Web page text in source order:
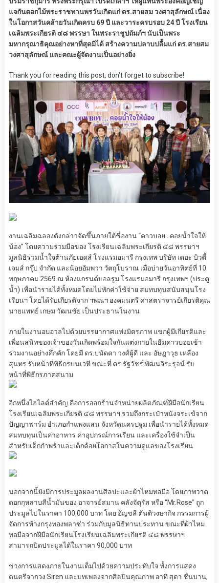
แจกันดอกไม้พระราชทานพรวันเกิดแก่ ดร.สายสม วงศาสุลักษณ์ เนื่อง
ในโอกาสวันคล้ายวันเกิดครบ 69 ปี และวาระครบรอบ 24 ปี โรงเรียน
เฉลิมพระเกียรติ ๔๘ พรรษา ในพระราชูปถัมภ์ฯ นับเป็นพระ
มหากรุณาธิคุณอย่างหาที่สุดมิได้ สร้างความปลาบปลื้มแก่ ดร.สายสม
วงศาสุลักษณ์ และคณะผู้จัดงานเป็นอย่างยิ่ง
Thank you for reading this post, don't forget to subscribe!
งานเฉลิมฉลองดังกล่าวจัดขึ้นภายใต้ชื่องาน “คาวบอย…คอยน้ำใจให้
น้อง” โดยความร่วมมือของ โรงเรียนเฉลิมพระเกียรติ ๔๘ พรรษาฯ
มูลนิธิร่วมน้ำใจต้านภัยเอดส์ โรงแรมอมารี กรุงเทพ บริษัท เดอะ บิวตี้
เจมส์ กรุ๊ป จำกัด และน้อยอัมพวา วัตถุโบราณ เมื่อบ่ายวันอาทิตย์ที่ 10
พฤษภาคม 2569 ณ ห้องแกรนด์บอลรูม โรงแรมอมารี กรุงเทพฯ (ประตู
น้ำ) เพื่อนำรายได้ทั้งหมดโดยไม่หักค่าใช้จ่าย สมทบทุนสนับสนุนโรง
เรียนฯ โดยได้รับเกียรติจาก ฯพณฯ องคมนตรี ศาสตราจารย์เกียรติคุณ
นายแพทย์ เกษม วัฒนชัย เป็นประธานในงาน
ภายในงานอบอวลไปด้วยบรรยากาศแห่งมิตรภาพ แขกผู้มีเกียรติและ
เพื่อนสนิทของเจ้าของวันเกิดพร้อมใจกันแต่งกายในธีมคาวบอยเข้า
ร่วมงานอย่างคึกคัก โดยมี ดร.ปนัดดา วงศ์ผู้ดี และ อัษฎาวุธ เหลือง
สุนทร รับหน้าที่พิธีกรบนเวที ขณะที่ ดร.รัฐวัชร์ พัฒนจิระรุจน์ รับ
หน้าที่พิธีกรภาคสนาม
อีกหนึ่งไฮไลต์สำคัญ คือการออกร้านจำหน่ายผลิตภัณฑ์ฝีมือนักเรียน
โรงเรียนเฉลิมพระเกียรติ ๔๘ พรรษาฯ รวมถึงกระเป๋าหนังจระเข้จาก
ปัญญาฟาร์ม อำเภอกำแพงแสน จังหวัดนครปฐม เพื่อนำรายได้ทั้งหมด
สมทบทุนเป็นค่าอาหาร ค่าอุปกรณ์การเรียน และเครื่องใช้จำเป็น
สำหรับเด็กกำพร้าและเด็กด้อยโอกาสในความดูแลของโรงเรียน
นอกจากนี้ยังมีการประมูลผลงานศิลปะและผ้าไหมทอมือ โดยภาพวาด
ดอกกุหลาบสีน้ำมันของ อาจารย์สมาน คลังจัตุรัส หรือ “Mr.Rose” ถูก
ประมูลไปในราคา 100,000 บาท โดย อัญชลี ตันติวงษากิจ กรรมการผู้
จัดการห้างกรุงทองพลาซ่า ร่วมกับมูลนิธิทานประทาน ขณะที่ผ้าไหม
ทอมือจากฝีมือนักเรียนโรงเรียนเฉลิมพระเกียรติ ๔๘ พรรษาฯ
สามารถปิดประมูลได้ในราคา 90,000 บาท
ช่วงการแสดงภายในงานเต็มไปด้วยความประทับใจ ทั้งการแสดง
ดนตรีจากวง Siren และบทเพลงจากศิลปินคุณภาพ อาทิ สุดา ชื่นบาน,